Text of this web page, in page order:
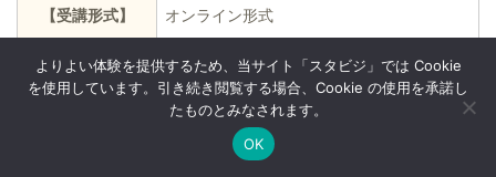
【受講形式】 オンライン形式
データサイエンスを網羅的に学ぶ
実践的なビジネスフレームワークを学ぶ
SQLとPythonを組み合わせて実データを使
った様々なワークを行う
マーケティングの実行プラン策定
マーケティングとデータ分析の掛け合わせ
よりよい体験を提供するため、当サイト「スタビジ」では Cookie
を使用しています。引き続き閲覧する場合、Cookie の使用を承諾し
たものとみなされます。
OK